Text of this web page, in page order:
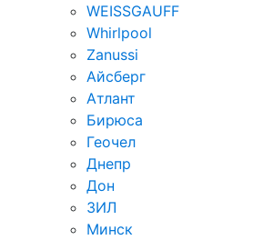
WEISSGAUFF
Whirlpool
Zanussi
Айсберг
Атлант
Бирюса
Геочел
Днепр
Дон
ЗИЛ
Минск